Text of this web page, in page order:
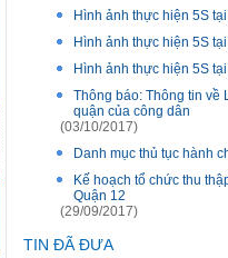
Hình ảnh thực hiện 5S
Hình ảnh thực hiện 5S
Hình ảnh thực hiện 5S
Thông báo: Thông tin
quận của công dân
(03/10/2017)
Danh mục thủ tục hành
Kế hoạch tổ chức thu
Quận 12
(29/09/2017)
TIN ĐÃ ĐƯA